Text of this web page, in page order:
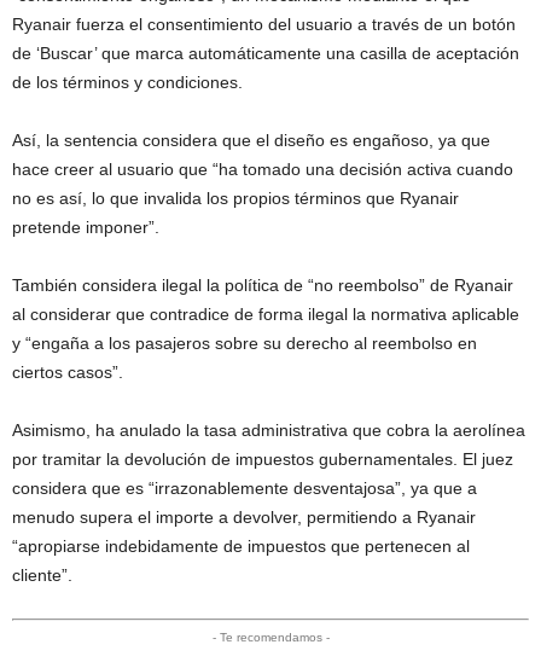
Ryanair fuerza el consentimiento del usuario a través de un botón
de ‘Buscar’ que marca automáticamente una casilla de aceptación
de los términos y condiciones.
Así, la sentencia considera que el diseño es engañoso, ya que
hace creer al usuario que “ha tomado una decisión activa cuando
no es así, lo que invalida los propios términos que Ryanair
pretende imponer”.
También considera ilegal la política de “no reembolso” de Ryanair
al considerar que contradice de forma ilegal la normativa aplicable
y “engaña a los pasajeros sobre su derecho al reembolso en
ciertos casos”.
Asimismo, ha anulado la tasa administrativa que cobra la aerolínea
por tramitar la devolución de impuestos gubernamentales. El juez
considera que es “irrazonablemente desventajosa”, ya que a
menudo supera el importe a devolver, permitiendo a Ryanair
“apropiarse indebidamente de impuestos que pertenecen al
cliente”.
- Te recomendamos -